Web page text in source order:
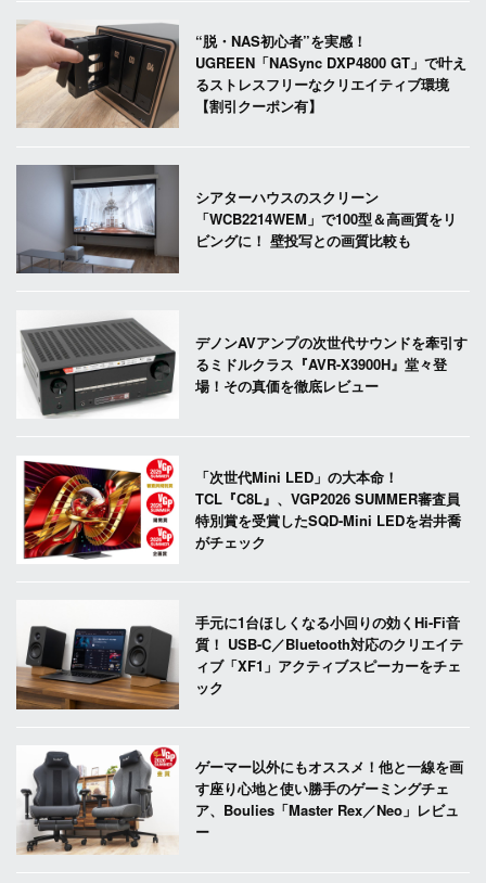
“脱・NAS初心者”を実感！
UGREEN「NASync DXP4800 GT」で叶え
るストレスフリーなクリエイティブ環境
【割引クーポン有】
シアターハウスのスクリーン
「WCB2214WEM」で100型＆高画質をリ
ビングに！ 壁投写との画質比較も
デノンAVアンプの次世代サウンドを牽引す
るミドルクラス『AVR-X3900H』堂々登
場！その真価を徹底レビュー
「次世代Mini LED」の大本命！
TCL『C8L』、VGP2026 SUMMER審査員
特別賞を受賞したSQD-Mini LEDを岩井喬
がチェック
手元に1台ほしくなる小回りの効くHi-Fi音
質！ USB-C／Bluetooth対応のクリエイテ
ィブ「XF1」アクティブスピーカーをチェ
ック
ゲーマー以外にもオススメ！他と一線を画
す座り心地と使い勝手のゲーミングチェ
ア、Boulies「Master Rex／Neo」レビュ
ー